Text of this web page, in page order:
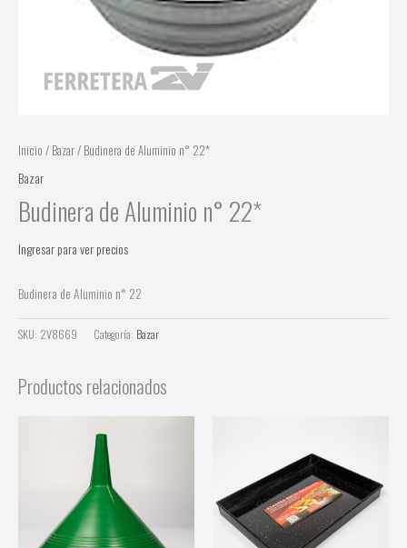
Inicio / Bazar/ Budinera de Aluminio n° 22*
Bazar
Budinera de Aluminio n° 22*
Ingresar para ver precios
Budinera de Aluminio n° 22
SKU: 2V8669 Categoría: Bazar
Productos relacionados